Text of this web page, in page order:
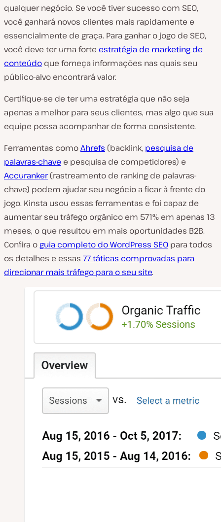
qualquer negócio. Se você tiver sucesso com SEO,
você ganhará novos clientes mais rapidamente e
essencialmente de graça. Para ganhar o jogo de SEO,
você deve ter uma forte estratégia de marketing de
conteúdo que forneça informações nas quais seu
público-alvo encontrará valor.
Certifique-se de ter uma estratégia que não seja
apenas a melhor para seus clientes, mas algo que sua
equipe possa acompanhar de forma consistente.
Ferramentas comoAhrefs (backlink, pesquisa de
palavras-chave e pesquisa de competidores) e
Accuranker(rastreamento de ranking de palavras-
chave) podem ajudar seu negócio a ficar à frente do
jogo. Kinsta usou essas ferramentas e foi capaz de
aumentar seu tráfego orgânico em 571% em apenas 13
meses, o que resultou em mais oportunidades B2B.
Confira oguia completo do WordPress SEO para todos
os detalhes e essas 77 táticas comprovadas para
direcionar mais tráfego para o seu site.